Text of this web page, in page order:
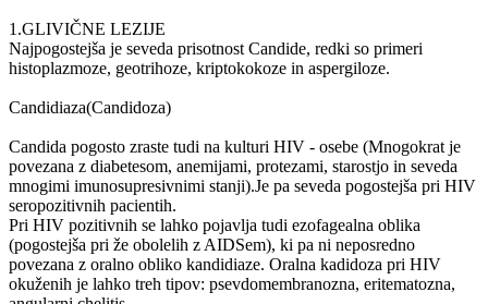
1.GLIVIČNE LEZIJE
Najpogostejša je seveda prisotnost Candide, redki so primeri
histoplazmoze, geotrihoze, kriptokokoze in aspergiloze.
Candidiaza(Candidoza)
Candida pogosto zraste tudi na kulturi HIV - osebe (Mnogokrat je
povezana z diabetesom, anemijami, protezami, starostjo in seveda
mnogimi imunosupresivnimi stanji).Je pa seveda pogostejša pri HIV
seropozitivnih pacientih.
Pri HIV pozitivnih se lahko pojavlja tudi ezofagealna oblika
(pogostejša pri že obolelih z AIDSem), ki pa ni neposredno
povezana z oralno obliko kandidiaze. Oralna kadidoza pri HIV
okuženih je lahko treh tipov: psevdomembranozna, eritematozna,